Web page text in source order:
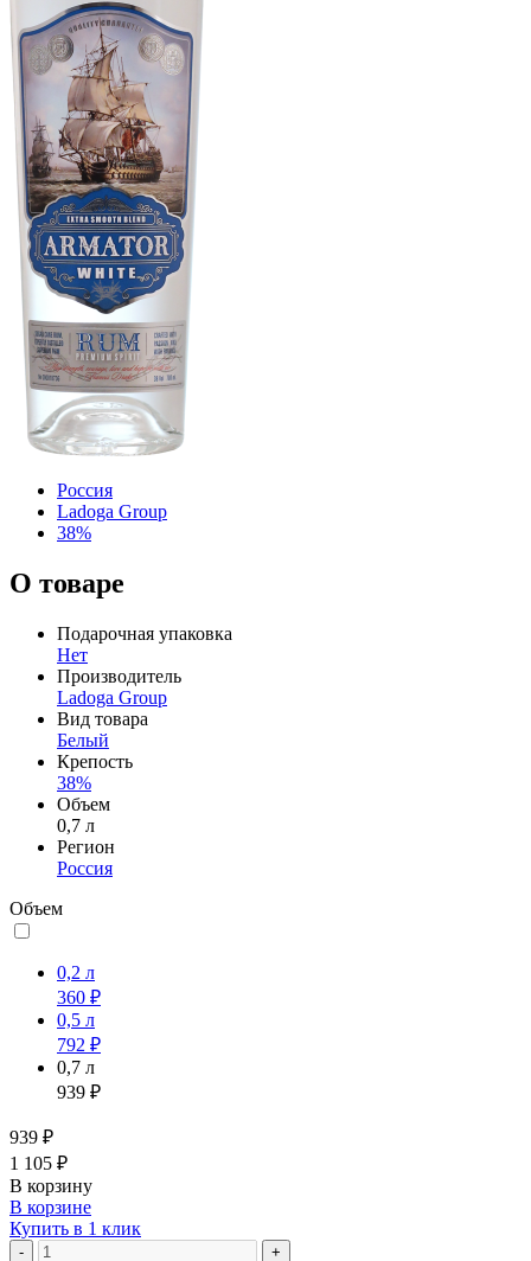
Россия
Ladoga Group
38%
О товаре
Подарочная упаковка
Нет
Производитель
Ladoga Group
Вид товара
Белый
Крепость
38%
Объем
0,7 л
Регион
Россия
Объем
0,2 л
360 ₽
0,5 л
792 ₽
0,7 л
939 ₽
939 ₽
1 105 ₽
В корзину
В корзине
Купить в 1 клик
- +